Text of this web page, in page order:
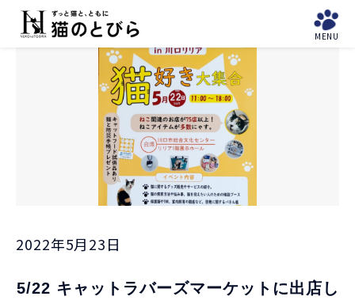
MENU
難所
と避
難所
「埼
玉
県」
US
News
2022年5月23日
5/22 キャットラバーズマーケットに出店し